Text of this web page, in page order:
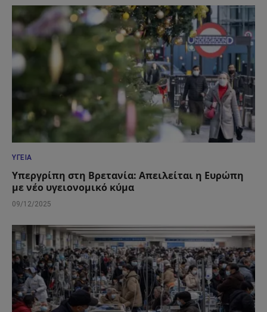
ΥΓΕΊΑ
Υπεργρίπη στη Βρετανία: Απειλείται η Ευρώπη
με νέο υγειονομικό κύμα
09/12/2025